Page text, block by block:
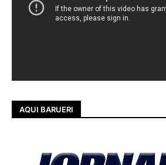
AQUI BARUERI